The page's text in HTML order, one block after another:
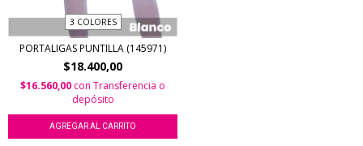
3 COLORES
PORTALIGAS PUNTILLA (145971)
$18.400,00
$16.560,00 con Transferencia o
depósito
AGREGAR AL CARRITO